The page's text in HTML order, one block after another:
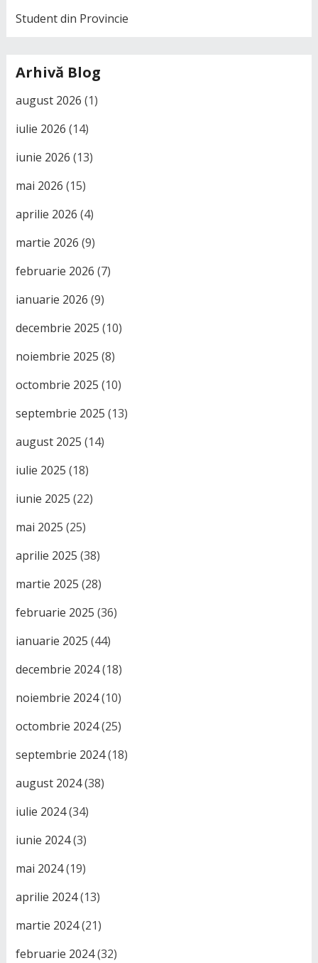
Student din Provincie
Arhivă Blog
august 2026 (1)
iulie 2026 (14)
iunie 2026 (13)
mai 2026 (15)
aprilie 2026 (4)
martie 2026 (9)
februarie 2026 (7)
ianuarie 2026 (9)
decembrie 2025 (10)
noiembrie 2025 (8)
octombrie 2025 (10)
septembrie 2025 (13)
august 2025 (14)
iulie 2025 (18)
iunie 2025 (22)
mai 2025 (25)
aprilie 2025 (38)
martie 2025 (28)
februarie 2025 (36)
ianuarie 2025 (44)
decembrie 2024(18)
noiembrie 2024(10)
octombrie 2024(25)
septembrie 2024(18)
august 2024(38)
iulie 2024(34)
iunie 2024(3)
mai 2024(19)
aprilie 2024(13)
martie 2024(21)
februarie 2024(32)